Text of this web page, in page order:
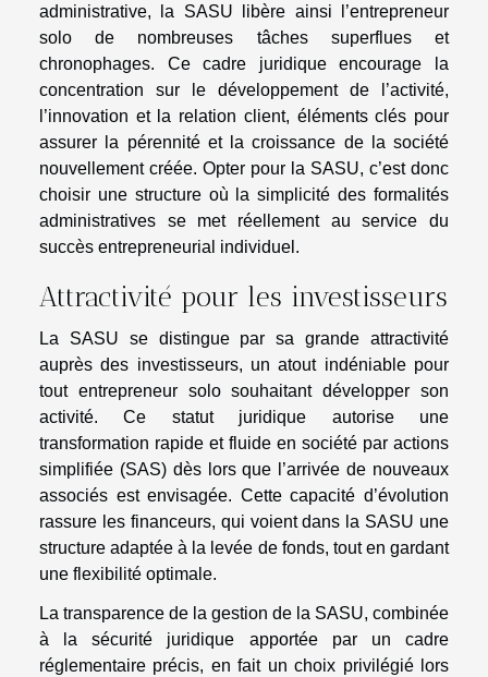
administrative, la SASU libère ainsi l’entrepreneur
solo de nombreuses tâches superflues et
chronophages. Ce cadre juridique encourage la
concentration sur le développement de l’activité,
l’innovation et la relation client, éléments clés pour
assurer la pérennité et la croissance de la société
nouvellement créée. Opter pour la SASU, c’est donc
choisir une structure où la simplicité des formalités
administratives se met réellement au service du
succès entrepreneurial individuel.
Attractivité pour les investisseurs
La SASU se distingue par sa grande attractivité
auprès des investisseurs, un atout indéniable pour
tout entrepreneur solo souhaitant développer son
activité. Ce statut juridique autorise une
transformation rapide et fluide en société par actions
simplifiée (SAS) dès lors que l’arrivée de nouveaux
associés est envisagée. Cette capacité d’évolution
rassure les financeurs, qui voient dans la SASU une
structure adaptée à la levée de fonds, tout en gardant
une flexibilité optimale.
La transparence de la gestion de la SASU, combinée
à la sécurité juridique apportée par un cadre
réglementaire précis, en fait un choix privilégié lors